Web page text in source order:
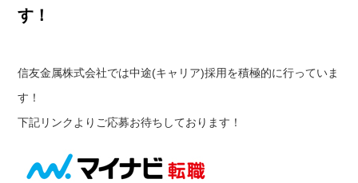
す！
信友金属株式会社では中途(キャリア)採用を積極的に行っていま
す！
下記リンクよりご応募お待ちしております！